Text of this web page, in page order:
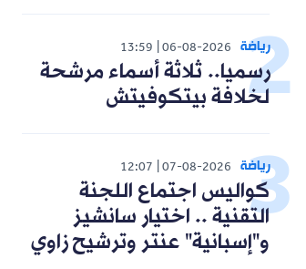
رياضة 06-08-2026
13:59
رسميا.. ثلاثة أسماء مرشحة
لخلافة بيتكوفيتش
رياضة 07-08-2026
12:07
كواليس اجتماع اللجنة
التقنية .. اختيار سانشيز
و"إسبانية" عنتر وترشيح زاوي